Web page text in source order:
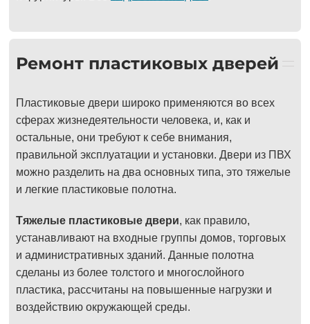
Ремонт пластиковых дверей
Пластиковые двери широко применяются во всех
сферах жизнедеятельности человека, и, как и
остальные, они требуют к себе внимания,
правильной эксплуатации и установки. Двери из ПВХ
можно разделить на два основных типа, это тяжелые
и легкие пластиковые полотна.
Тяжелые пластиковые двери, как правило,
устанавливают на входные группы домов, торговых
и административных зданий. Данные полотна
сделаны из более толстого и многослойного
пластика, рассчитаны на повышенные нагрузки и
воздействию окружающей среды.